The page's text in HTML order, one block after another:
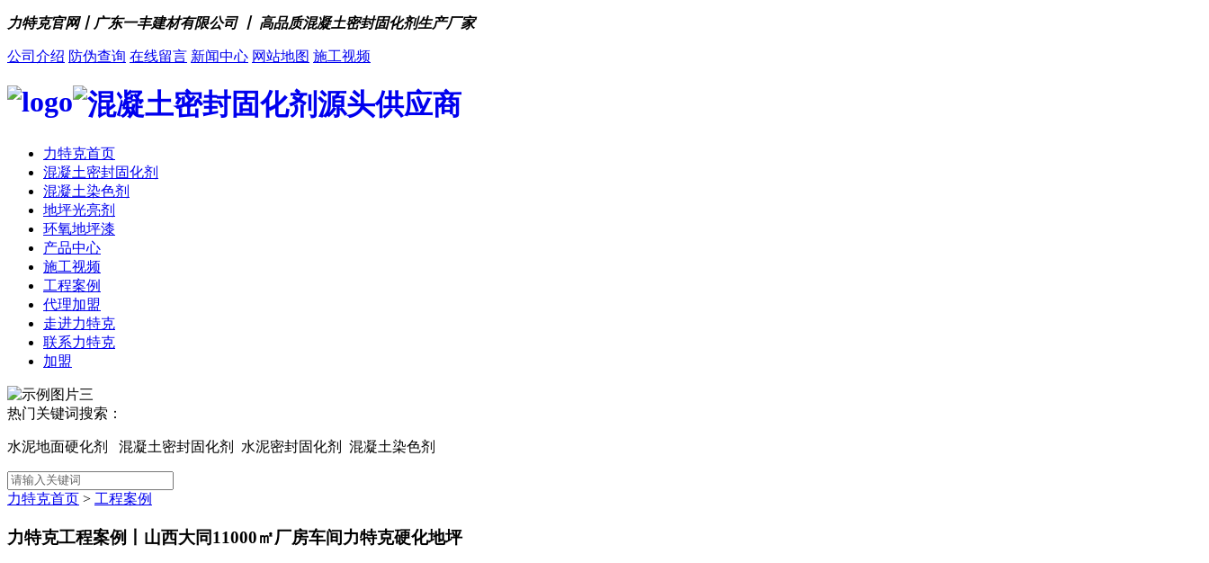
力特克官网丨广东一丰建材有限公司 丨 高品质混凝土密封固化剂生产厂家
公司介绍 防伪查询 在线留言 新闻中心 网站地图 施工视频
力特克首页
混凝土密封固化剂
混凝土染色剂
地坪光亮剂
环氧地坪漆
产品中心
施工视频
工程案例
代理加盟
走进力特克
联系力特克
加盟
热门关键词搜索：
水泥地面硬化剂 混凝土密封固化剂 水泥密封固化剂 混凝土染色剂
力特克首页 > 工程案例
力特克工程案例丨山西大同11000㎡厂房车间力特克硬化地坪